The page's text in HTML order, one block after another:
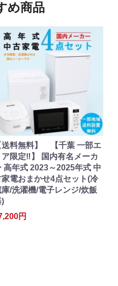
め商品
送料無料】 【千葉 一部エ
ア限定‼】 国内有名メーカ
高年式 2023～2025年式 中
家電おまかせ4点セット(冷
庫/洗濯機/電子レンジ/炊飯
)
円